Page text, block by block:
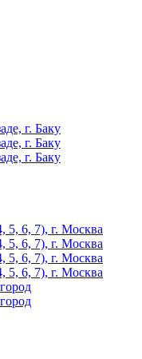
г. Баку
г. Баку
г. Баку
5, 6, 7), г. Москва
5, 6, 7), г. Москва
5, 6, 7), г. Москва
5, 6, 7), г. Москва